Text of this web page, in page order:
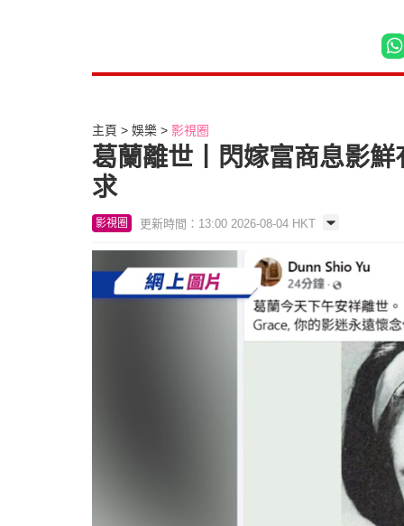
主頁 娛樂 影視圈
葛蘭離世丨閃嫁富商息影
求
影視圈 更新時間：13:00 2026-08-04 HKT